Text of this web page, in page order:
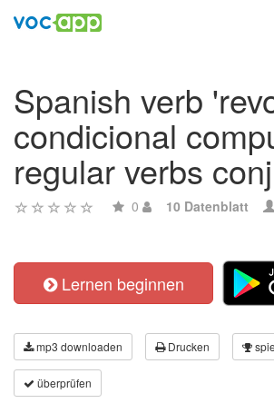
Spanish verb
condicional
regular verbs
0 10 Datenblatt
Lernen beginnen
mp3 downloaden Drucken
überprüfen